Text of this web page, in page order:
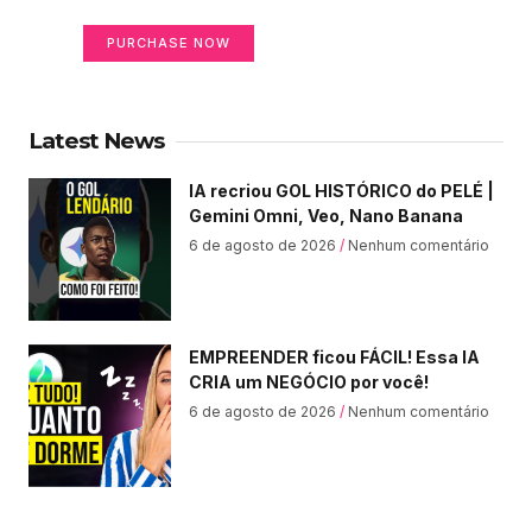
PURCHASE NOW
Latest News
IA recriou GOL HISTÓRICO do PELÉ |
Gemini Omni, Veo, Nano Banana
6 de agosto de 2026 Nenhum comentário
EMPREENDER ficou FÁCIL! Essa IA
CRIA um NEGÓCIO por você!
6 de agosto de 2026 Nenhum comentário